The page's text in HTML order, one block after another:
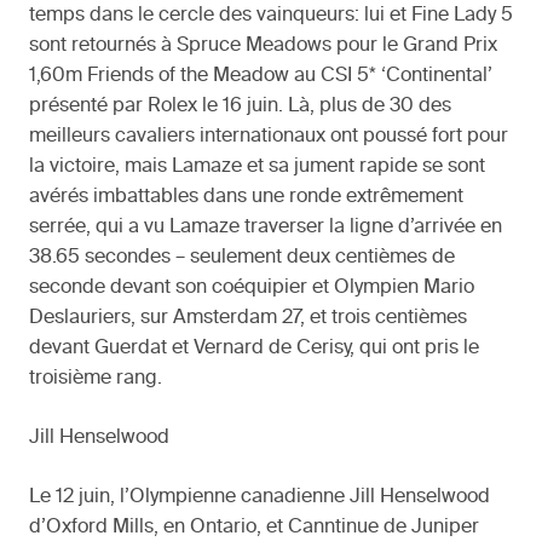
temps dans le cercle des vainqueurs: lui et Fine Lady 5
sont retournés à Spruce Meadows pour le Grand Prix
1,60m Friends of the Meadow au CSI 5* ‘Continental’
présenté par Rolex le 16 juin. Là, plus de 30 des
meilleurs cavaliers internationaux ont poussé fort pour
la victoire, mais Lamaze et sa jument rapide se sont
avérés imbattables dans une ronde extrêmement
serrée, qui a vu Lamaze traverser la ligne d’arrivée en
38.65 secondes – seulement deux centièmes de
seconde devant son coéquipier et Olympien Mario
Deslauriers, sur Amsterdam 27, et trois centièmes
devant Guerdat et Vernard de Cerisy, qui ont pris le
troisième rang.
Jill Henselwood
Le 12 juin, l’Olympienne canadienne Jill Henselwood
d’Oxford Mills, en Ontario, et Canntinue de Juniper